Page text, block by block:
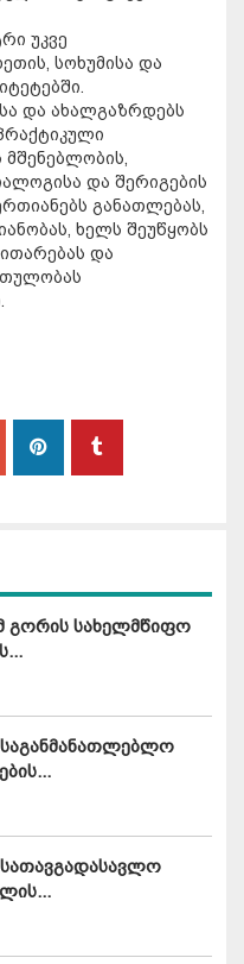
უკვე
სოხუმისა და
და ახალგაზრდებს
და შერიგების
განათლებას,
ხელს შეუწყობს
და
გორის სახელმწიფო
საგანმანათლებლო
სათავგადასავლო